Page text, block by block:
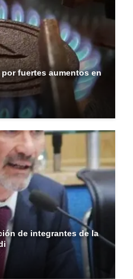
fuertes aumentos en
de integrantes de la